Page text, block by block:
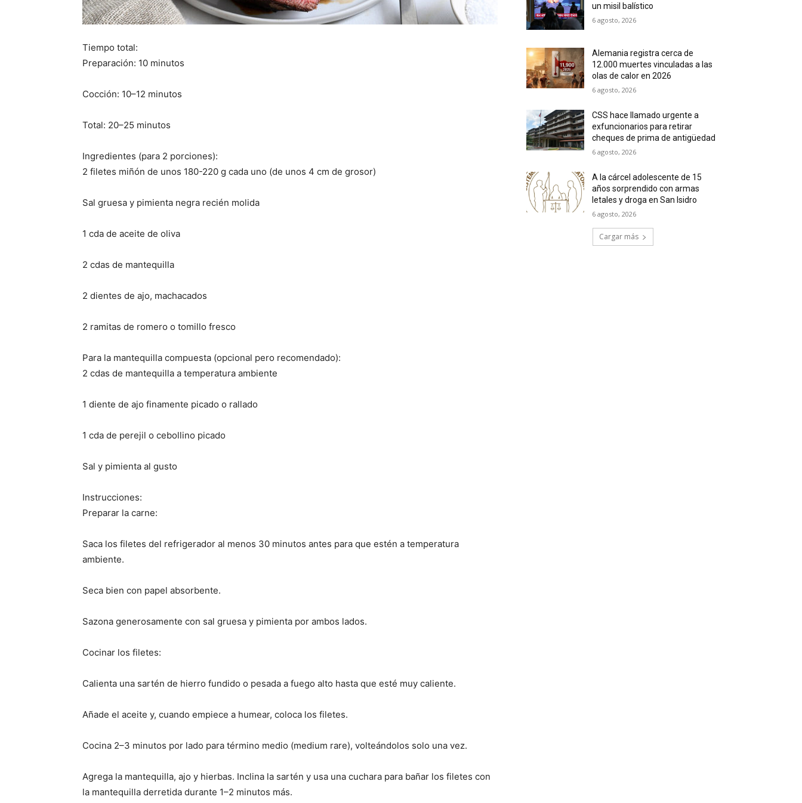
Tiempo total:
Preparación: 10 minutos
Cocción: 10–12 minutos
Total: 20–25 minutos
Ingredientes (para 2 porciones):
2 filetes miñón de unos 180-220 g cada uno (de unos 4 cm de grosor)
Sal gruesa y pimienta negra recién molida
1 cda de aceite de oliva
2 cdas de mantequilla
2 dientes de ajo, machacados
2 ramitas de romero o tomillo fresco
Para la mantequilla compuesta (opcional pero recomendado):
2 cdas de mantequilla a temperatura ambiente
1 diente de ajo finamente picado o rallado
1 cda de perejil o cebollino picado
Sal y pimienta al gusto
Instrucciones:
Preparar la carne:
Saca los filetes del refrigerador al menos 30 minutos antes para que estén a temperatura
ambiente.
Seca bien con papel absorbente.
Sazona generosamente con sal gruesa y pimienta por ambos lados.
Cocinar los filetes:
Calienta una sartén de hierro fundido o pesada a fuego alto hasta que esté muy caliente.
Añade el aceite y, cuando empiece a humear, coloca los filetes.
Cocina 2–3 minutos por lado para término medio (medium rare), volteándolos solo una vez.
Agrega la mantequilla, ajo y hierbas. Inclina la sartén y usa una cuchara para bañar los filetes con
la mantequilla derretida durante 1–2 minutos más.
un misil balístico
6 agosto, 2026
Alemania registra cerca de
12.000 muertes vinculadas a las
olas de calor en 2026
6 agosto, 2026
CSS hace llamado urgente a
exfuncionarios para retirar
cheques de prima de antigüedad
6 agosto, 2026
A la cárcel adolescente de 15
años sorprendido con armas
letales y droga en San Isidro
6 agosto, 2026
Cargar más